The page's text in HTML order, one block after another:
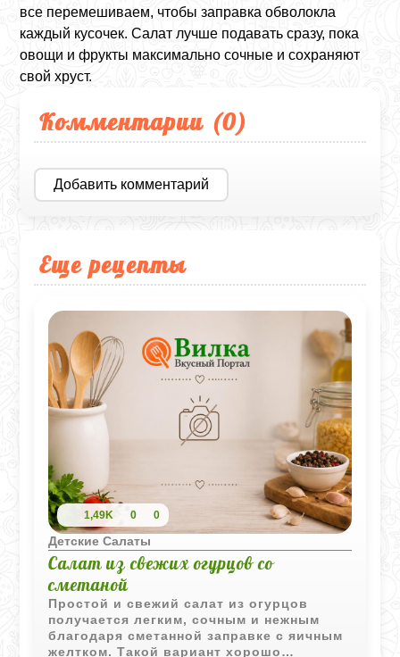
все перемешиваем, чтобы заправка обволокла
каждый кусочек. Салат лучше подавать сразу, пока
овощи и фрукты максимально сочные и сохраняют
свой хруст.
Комментарии (0)
Добавить комментарий
Еще рецепты
1,49K 0 0
Детские Салаты
Салат из свежих огурцов со
сметаной
Простой и свежий салат из огурцов
получается легким, сочным и нежным
благодаря сметанной заправке с яичным
желтком. Такой вариант хорошо